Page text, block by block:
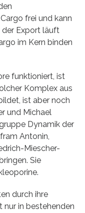
frei und kann
der Export läuft
im Kern binden
funktioniert, ist
Komplex aus
ist aber noch
und Michael
Dynamik der
Antonin,
Miescher-
Sie
durch ihre
nur in bestehenden